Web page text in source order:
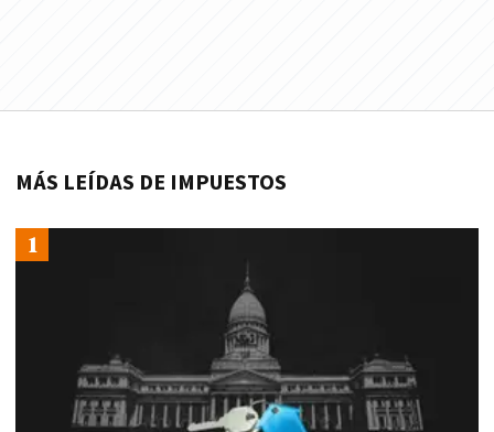
MÁS LEÍDAS DE IMPUESTOS